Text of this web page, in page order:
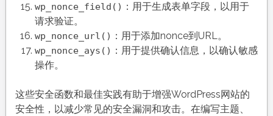
wp_nonce_field() ：用于生成表单字段，以用于
请求验证。
wp_nonce_url() ：用于添加nonce到URL。
wp_nonce_ays() ：用于提供确认信息，以确认敏感
操作。
这些安全函数和最佳实践有助于增强WordPress网站的
安全性，以减少常见的安全漏洞和攻击。在编写主题、